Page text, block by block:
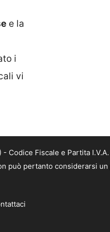
e la
i
vi
- Codice Fiscale e Partita
può pertanto considerarsi